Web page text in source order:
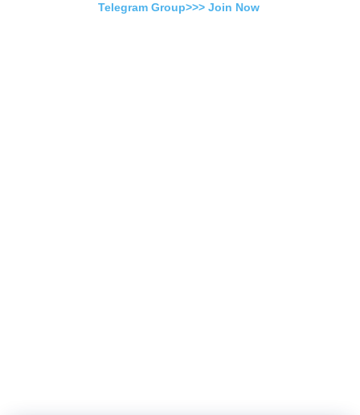
Telegram Group>>> Join Now